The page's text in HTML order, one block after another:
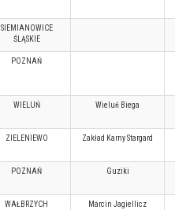
SIEMIANOWICE
ŚLĄSKIE
POZNAŃ
WIELUŃ Wieluń Biega
ZIELENIEWO Zakład Karny Stargard
POZNAŃ Guziki
WAŁBRZYCH
Marcin Jagiellicz